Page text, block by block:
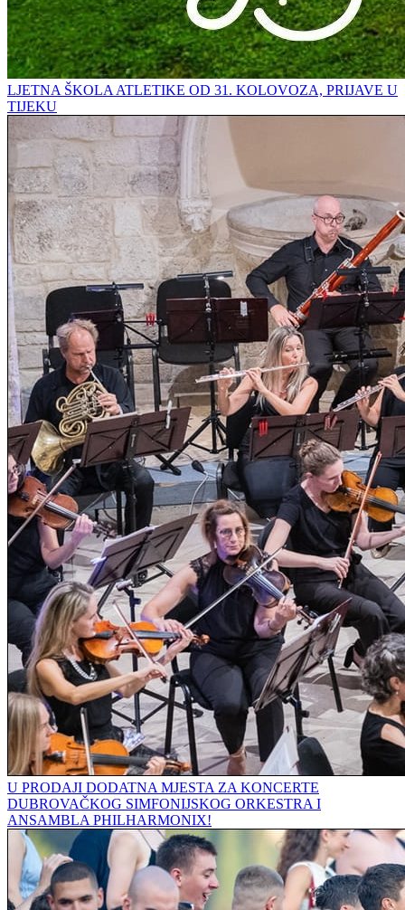
LJETNA ŠKOLA ATLETIKE OD 31. KOLOVOZA, PRIJAVE U
TIJEKU
U PRODAJI DODATNA MJESTA ZA KONCERTE
DUBROVAČKOG SIMFONIJSKOG ORKESTRA I
ANSAMBLA PHILHARMONIX!